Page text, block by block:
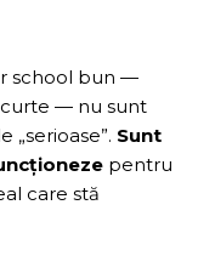
school bun —
curte — nu sunt
Sunt
pentru
care stă